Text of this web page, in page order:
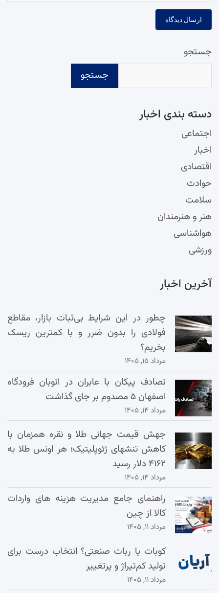
جستجو
جستجو
دسته‌ بندی اخبار
اجتماعی
اخبار
اقتصادی
حوادث
سلامت
هنر و هنرمندان
هواشناسی
ورزشی
آخرین اخبار
چطور در این شرایط بی‌ثبات بازار، مقاطع
فولادی را بدون ضرر و با کمترین ریسک
بخریم؟
مرداد ۱۵, ۱۴۰۵
تصادف پیکان با عابران در اتوبان فرودگاه
اصفهان ۵ مصدوم بر جای گذاشت
مرداد ۱۴, ۱۴۰۵
جهش قیمت جهانی طلا و نقره همزمان با
کاهش تنشهای ژئوپلیتیک؛ هر اونس طلا به
۴۱۶۲ دلار رسید
مرداد ۱۴, ۱۴۰۵
راهنمای جامع مدیریت هزینه‌ های واردات
کالا از چین
مرداد ۱۱, ۱۴۰۵
کوبات یا ربات صنعتی؟ انتخاب درست برای
تولید کم‌تیراژ و پرتغییر
مرداد ۱۱, ۱۴۰۵